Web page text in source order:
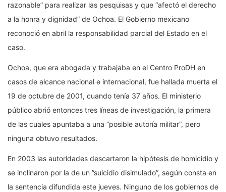
razonable” para realizar las pesquisas y que “afectó el derecho
a la honra y dignidad” de Ochoa. El Gobierno mexicano
reconoció en abril la responsabilidad parcial del Estado en el
caso.
Ochoa, que era abogada y trabajaba en el Centro ProDH en
casos de alcance nacional e internacional, fue hallada muerta el
19 de octubre de 2001, cuando tenía 37 años. El ministerio
público abrió entonces tres líneas de investigación, la primera
de las cuales apuntaba a una “posible autoría militar”, pero
ninguna obtuvo resultados.
En 2003 las autoridades descartaron la hipótesis de homicidio y
se inclinaron por la de un ”suicidio disimulado”, según consta en
la sentencia difundida este jueves. Ninguno de los gobiernos de